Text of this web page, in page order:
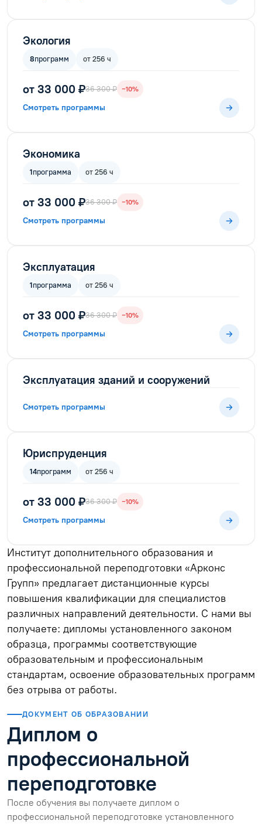
Экология
8программ от 256 ч
от 33 000 ₽36 300 ₽ −10%
Смотреть программы
Экономика
1программа от 256 ч
от 33 000 ₽36 300 ₽ −10%
Смотреть программы
Эксплуатация
1программа от 256 ч
от 33 000 ₽36 300 ₽ −10%
Смотреть программы
Эксплуатация зданий и сооружений
Смотреть программы
Юриспруденция
14программ от 256 ч
от 33 000 ₽36 300 ₽ −10%
Смотреть программы
Институт дополнительного образования и
профессиональной переподготовки «Арконс
Групп» предлагает дистанционные курсы
повышения квалификации для специалистов
различных направлений деятельности. С нами вы
получаете: дипломы установленного законом
образца, программы соответствующие
образовательным и профессиональным
стандартам, освоение образовательных программ
без отрыва от работы.
ДОКУМЕНТ ОБ ОБРАЗОВАНИИ
Диплом о
профессиональной
переподготовке
После обучения вы получаете диплом о
профессиональной переподготовке установленного